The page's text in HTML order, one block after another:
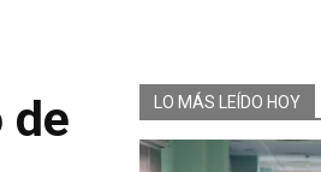
de
LO MÁS LEÍDO HOY